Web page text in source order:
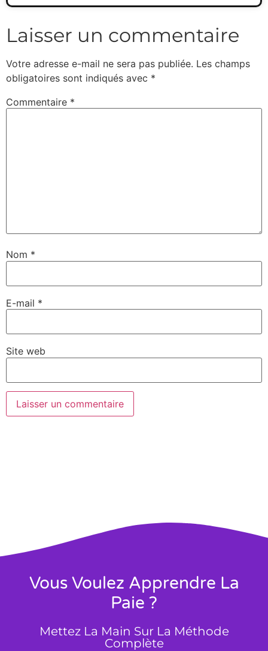
Laisser un commentaire
Votre adresse e-mail ne sera pas publiée. Les champs
obligatoires sont indiqués avec *
Commentaire *
Nom *
E-mail *
Site web
Vous Voulez Apprendre La
Paie ?
Mettez La Main Sur La Méthode
Complète